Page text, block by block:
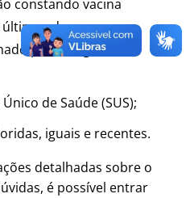
constando vacina
dez anos,
pelo(a) agente de
de Saúde (SUS);
iguais e recentes.
detalhadas sobre o
é possível entrar